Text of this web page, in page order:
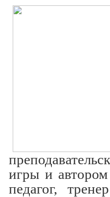
игры и
педагог,